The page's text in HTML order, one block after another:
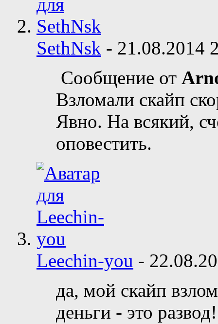
SethNsk - 21.08.2014
Сообщение от
Взломали скайп
Явно. На всякий,
оповестить.
Leechin-you -
да, мой скайп
деньги - это развод!